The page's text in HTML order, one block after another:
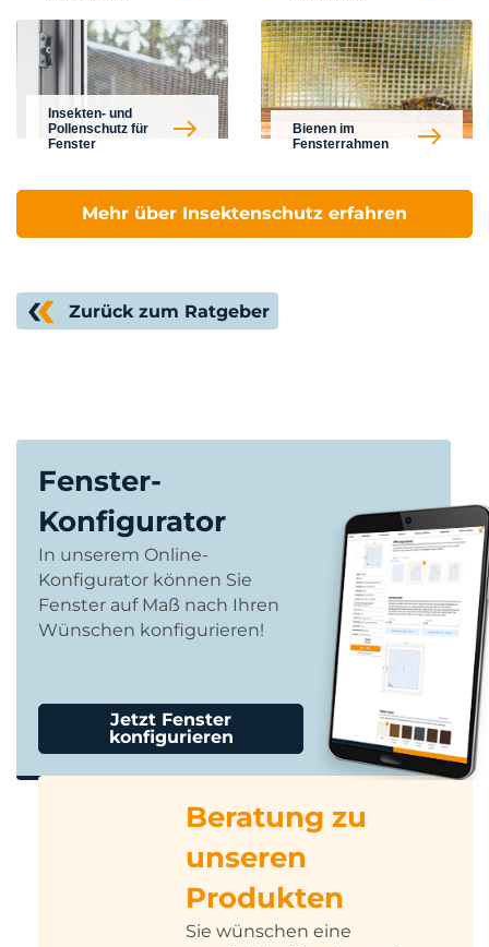
Insekten- und
Pollenschutz für
Fenster
Bienen im
Fensterrahmen
Mehr über Insektenschutz erfahren
Zurück zum Ratgeber
Fenster-
Konfigurator
In unserem Online-
Konfigurator können Sie
Fenster auf Maß nach Ihren
Wünschen konfigurieren!
Jetzt Fenster
konfigurieren
Beratung zu
unseren
Produkten
Sie wünschen eine